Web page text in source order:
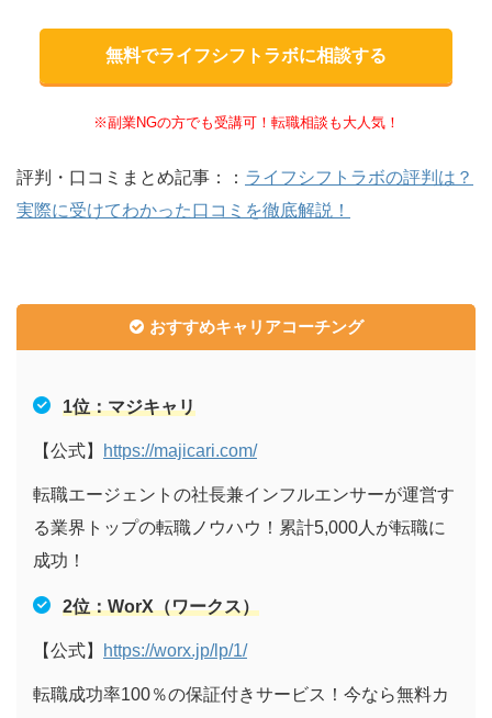
無料でライフシフトラボに相談する
※副業NGの方でも受講可！転職相談も大人気！
評判・口コミまとめ記事：： ライフシフトラボの評判は？
実際に受けてわかった口コミを徹底解説！
おすすめキャリアコーチング
1位：マジキャリ
【公式】 https://majicari.com/
転職エージェントの社長兼インフルエンサーが運営す
る業界トップの転職ノウハウ！累計5,000人が転職に
成功！
2位：WorX（ワークス）
【公式】 https://worx.jp/lp/1/
転職成功率100％の保証付きサービス！今なら無料カ